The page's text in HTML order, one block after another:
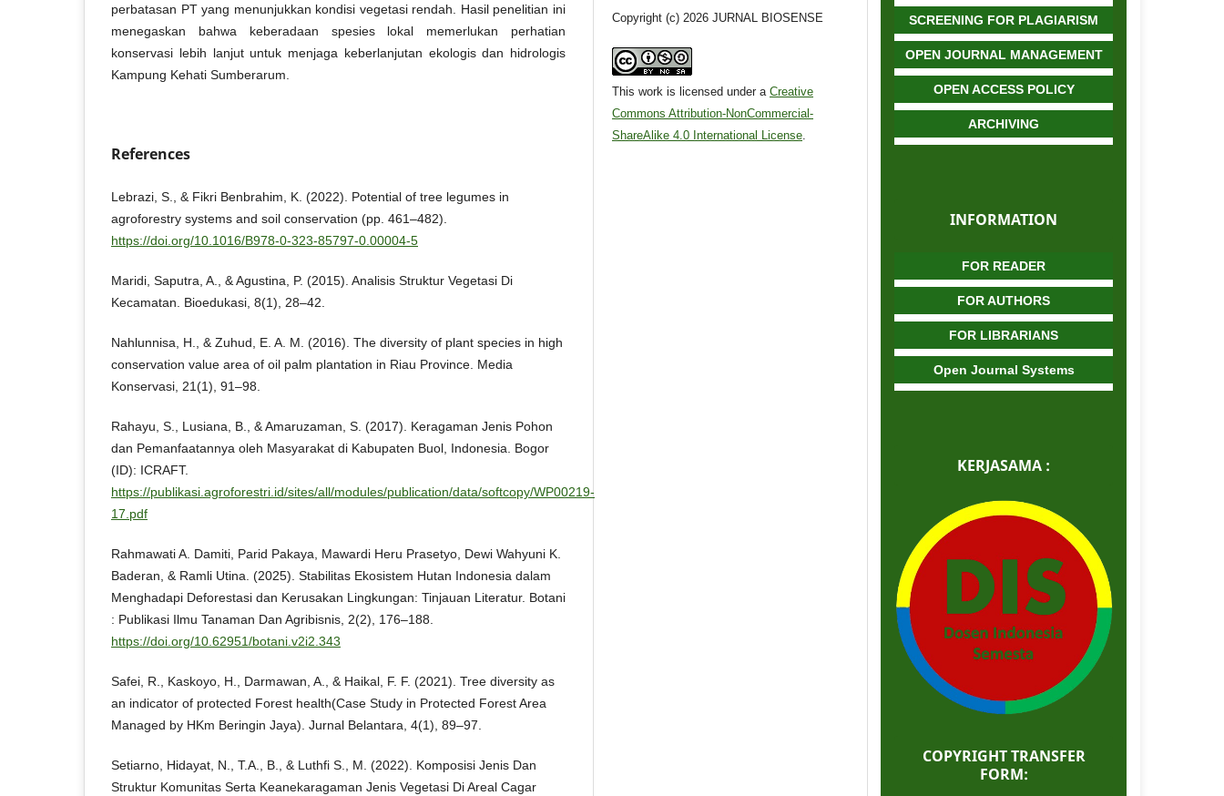
perbatasan PT yang menunjukkan kondisi vegetasi rendah. Hasil penelitian ini
menegaskan bahwa keberadaan spesies lokal memerlukan perhatian
konservasi lebih lanjut untuk menjaga keberlanjutan ekologis dan hidrologis
Kampung Kehati Sumberarum.
References
Lebrazi, S., & Fikri Benbrahim, K. (2022). Potential of tree legumes in
agroforestry systems and soil conservation (pp. 461–482).
https://doi.org/10.1016/B978-0-323-85797-0.00004-5
Maridi, Saputra, A., & Agustina, P. (2015). Analisis Struktur Vegetasi Di
Kecamatan. Bioedukasi, 8(1), 28–42.
Nahlunnisa, H., & Zuhud, E. A. M. (2016). The diversity of plant species in high
conservation value area of oil palm plantation in Riau Province. Media
Konservasi, 21(1), 91–98.
Rahayu, S., Lusiana, B., & Amaruzaman, S. (2017). Keragaman Jenis Pohon
dan Pemanfaatannya oleh Masyarakat di Kabupaten Buol, Indonesia. Bogor
(ID): ICRAFT.
https://publikasi.agroforestri.id/sites/all/modules/publication/data/softcopy/WP00219-
17.pdf
Rahmawati A. Damiti, Parid Pakaya, Mawardi Heru Prasetyo, Dewi Wahyuni K.
Baderan, & Ramli Utina. (2025). Stabilitas Ekosistem Hutan Indonesia dalam
Menghadapi Deforestasi dan Kerusakan Lingkungan: Tinjauan Literatur. Botani
: Publikasi Ilmu Tanaman Dan Agribisnis, 2(2), 176–188.
https://doi.org/10.62951/botani.v2i2.343
Safei, R., Kaskoyo, H., Darmawan, A., & Haikal, F. F. (2021). Tree diversity as
an indicator of protected Forest health(Case Study in Protected Forest Area
Managed by HKm Beringin Jaya). Jurnal Belantara, 4(1), 89–97.
Setiarno, Hidayat, N., T.A., B., & Luthfi S., M. (2022). Komposisi Jenis Dan
Struktur Komunitas Serta Keanekaragaman Jenis Vegetasi Di Areal Cagar
Copyright (c) 2026 JURNAL BIOSENSE
This work is licensed under aCreative
Commons Attribution-NonCommercial-
ShareAlike 4.0 International License.
SCREENING FOR PLAGIARISM
OPEN JOURNAL MANAGEMENT
OPEN ACCESS POLICY
ARCHIVING
INFORMATION
FOR READER
FOR AUTHORS
FOR LIBRARIANS
Open Journal Systems
KERJASAMA :
COPYRIGHT TRANSFER
FORM: